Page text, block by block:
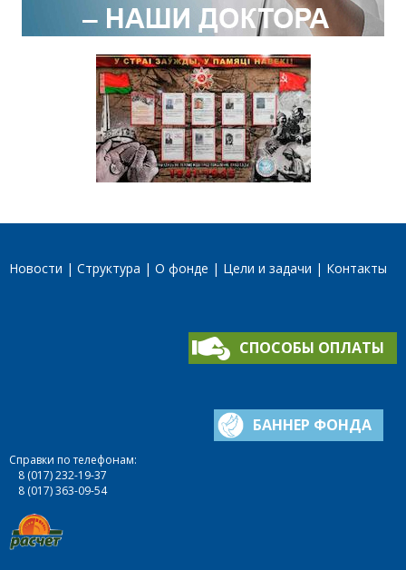
Новости Структура О фонде Цели и задачи Контакты
СПОСОБЫ ОПЛАТЫ
БАННЕР ФОНДА
Справки по телефонам:
8 (017) 232-19-37
8 (017) 363-09-54